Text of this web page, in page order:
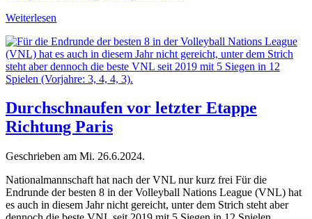
Weiterlesen
Durchschnaufen vor letzter Etappe
Richtung Paris
Geschrieben am Mi. 26.6.2024.
Nationalmannschaft hat nach der VNL nur kurz frei Für die
Endrunde der besten 8 in der Volleyball Nations League (VNL) hat
es auch in diesem Jahr nicht gereicht, unter dem Strich steht aber